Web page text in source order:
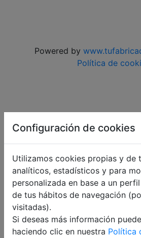
Powered by
Política de
Configuración de cookies
Utilizamos cookies propias y de
analíticos, estadísticos y para
personalizada en base a un
de tus hábitos de navegación
visitadas).
Si deseas más información
haciendo clic en nuestra Política